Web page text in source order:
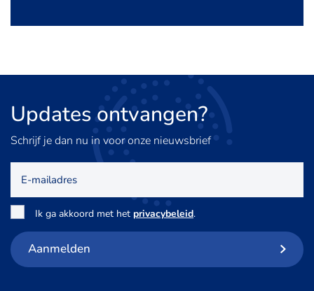
Updates ontvangen?
Schrijf je dan nu in voor onze nieuwsbrief
mailadres
Toestemming
Ik ga akkoord met het privacybeleid.
Aanmelden